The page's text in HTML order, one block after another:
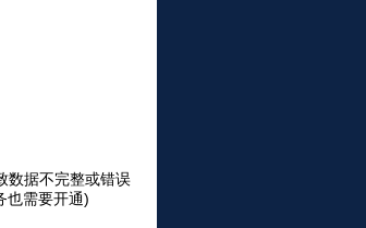
数据不完整或错误
也需要开通)